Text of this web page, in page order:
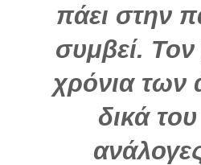
πάει στην
συμβεί. Τον
χρόνια των
δικά